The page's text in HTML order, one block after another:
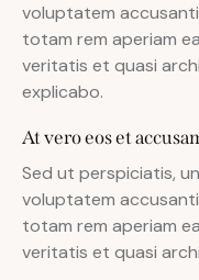
voluptatem
totam rem aperiam
veritatis et quasi
explicabo.
At vero eos et
Sed ut perspiciatis,
voluptatem
totam rem aperiam
veritatis et quasi